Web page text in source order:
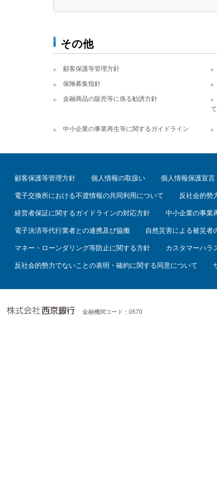
その他
顧客保護等管理方針
保険募集指針
金融商品の販売等に係る勧誘方針
て
中小企業の事業再生等に関するガイドライン
顧客保護等管理方針 個人情報の取扱い 個人情報保護宣言
電子交換所における不渡情報の共同利用について 反社会的勢
経営者保証に関するガイドラインの対応方針 中小企業の事業
電子決済等代行業者との連携及び協働 自然災害による被災者
マネー・ローンダリング等防止に関する方針 カスタマーハラ
反社会的勢力でないことの表明・確約に関する同意について
金融機関コード：0570